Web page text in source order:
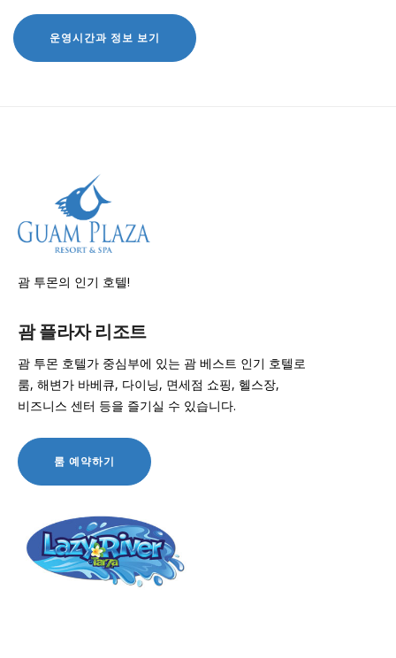
괌 투몬의 인기 호텔!
괌 플라자 리조트
괌 투몬 호텔가 중심부에 있는 괌 베스트 인기 호텔로
룸, 해변가 바베큐, 다이닝, 면세점 쇼핑, 헬스장,
비즈니스 센터 등을 즐기실 수 있습니다.